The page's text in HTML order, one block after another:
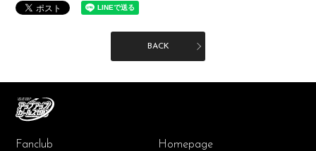
BACK
Fanclub Homepage